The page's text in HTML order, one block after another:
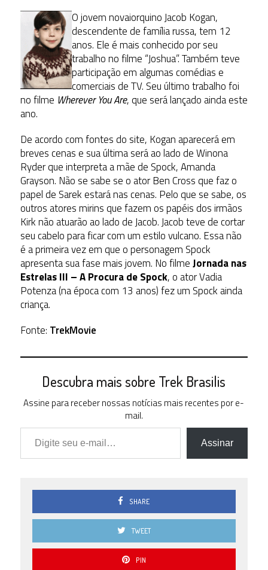
O jovem novaiorquino Jacob Kogan,
descendente de família russa, tem 12
anos. Ele é mais conhecido por seu
trabalho no filme “Joshua”. Também teve
participação em algumas comédias e
comerciais de TV. Seu último trabalho foi
no filme Wherever You Are, que será lançado ainda este
ano.
De acordo com fontes do site, Kogan aparecerá em
breves cenas e sua última será ao lado de Winona
Ryder que interpreta a mãe de Spock, Amanda
Grayson. Não se sabe se o ator Ben Cross que faz o
papel de Sarek estará nas cenas. Pelo que se sabe, os
outros atores mirins que fazem os papéis dos irmãos
Kirk não atuarão ao lado de Jacob. Jacob teve de cortar
seu cabelo para ficar com um estilo vulcano. Essa não
é a primeira vez em que o personagem Spock
apresenta sua fase mais jovem. No filmeJornada nas
Estrelas III – A Procura de Spock, o ator Vadia
Potenza (na época com 13 anos) fez um Spock ainda
criança.
Fonte: TrekMovie
Descubra mais sobre Trek Brasilis
Assine para receber nossas notícias mais recentes por e-
mail.
Digite seu e-mail…
Assinar
SHARE
TWEET
PIN